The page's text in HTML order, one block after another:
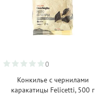
0
Конкилье с чернилами
каракатицы Felicetti, 500 г